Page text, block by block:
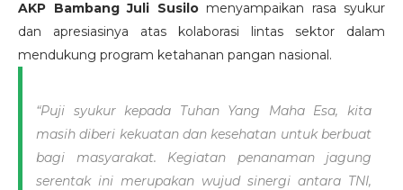
AKP Bambang Juli Susilomenyampaikan rasa syukur
dan apresiasinya atas kolaborasi lintas sektor dalam
mendukung program ketahanan pangan nasional.
“Puji syukur kepada Tuhan Yang Maha Esa, kita
masih diberi kekuatan dan kesehatan untuk berbuat
bagi masyarakat. Kegiatan penanaman jagung
serentak ini merupakan wujud sinergi antara TNI,